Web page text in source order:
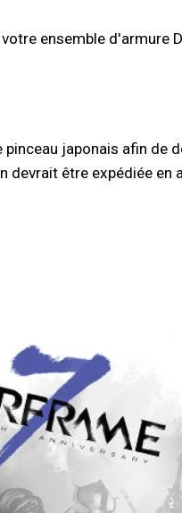
ensemble d'armure
japonais afin de
devrait être expédiée en